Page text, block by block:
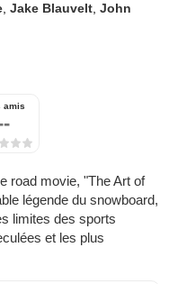
,Jake Blauvelt ,John
amis
road movie, "The Art of
légende du snowboard,
limites des sports
et les plus